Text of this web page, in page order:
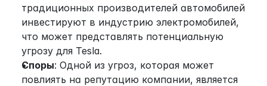
традиционных производителей автомобилей
инвестируют в индустрию электромобилей,
что может представлять потенциальную
угрозу для Tesla.
Споры: Одной из угроз, которая может
повлиять на репутацию компании, является